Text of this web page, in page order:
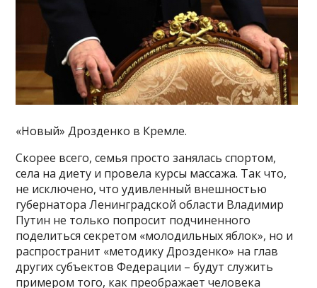
«Новый» Дрозденко в Кремле.
Скорее всего, семья просто занялась спортом,
села на диету и провела курсы массажа. Так что,
не исключено, что удивленный внешностью
губернатора Ленинградской области Владимир
Путин не только попросит подчиненного
поделиться секретом «молодильных яблок», но и
распространит «методику Дрозденко» на глав
других субъектов Федерации – будут служить
примером того, как преображает человека